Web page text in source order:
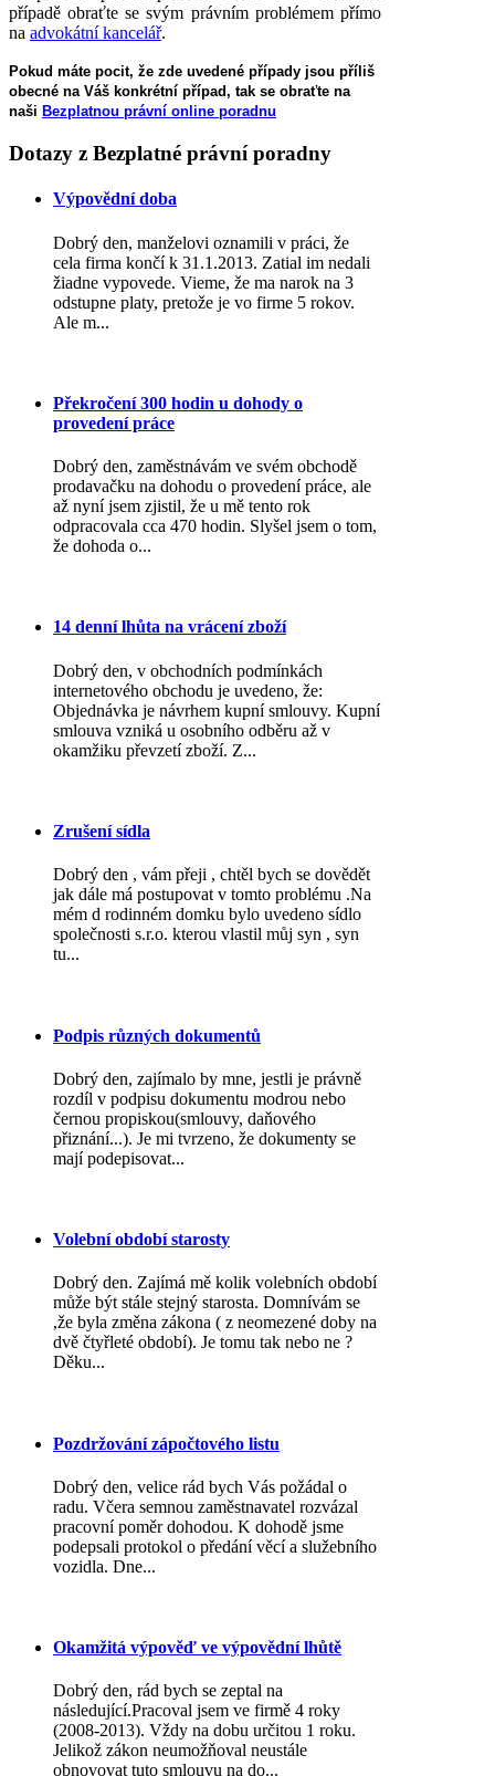
případě obraťte se svým právním problémem přímo
na advokátní kancelář.
Pokud máte pocit, že zde uvedené případy jsou příliš
obecné na Váš konkrétní případ, tak se obraťte na
naši Bezplatnou právní online poradnu
Dotazy z Bezplatné právní poradny
Výpovědní doba
Dobrý den, manželovi oznamili v práci, že
cela firma končí k 31.1.2013. Zatial im nedali
žiadne vypovede. Vieme, že ma narok na 3
odstupne platy, pretože je vo firme 5 rokov.
Ale m...
Překročení 300 hodin u dohody o
provedení práce
Dobrý den, zaměstnávám ve svém obchodě
prodavačku na dohodu o provedení práce, ale
až nyní jsem zjistil, že u mě tento rok
odpracovala cca 470 hodin. Slyšel jsem o tom,
že dohoda o...
14 denní lhůta na vrácení zboží
Dobrý den, v obchodních podmínkách
internetového obchodu je uvedeno, že:
Objednávka je návrhem kupní smlouvy. Kupní
smlouva vzniká u osobního odběru až v
okamžiku převzetí zboží. Z...
Zrušení sídla
Dobrý den , vám přeji , chtěl bych se dovědět
jak dále má postupovat v tomto problému .Na
mém d rodinném domku bylo uvedeno sídlo
společnosti s.r.o. kterou vlastil můj syn , syn
tu...
Podpis různých dokumentů
Dobrý den, zajímalo by mne, jestli je právně
rozdíl v podpisu dokumentu modrou nebo
černou propiskou(smlouvy, daňového
přiznání...). Je mi tvrzeno, že dokumenty se
mají podepisovat...
Volební období starosty
Dobrý den. Zajímá mě kolik volebních období
může být stále stejný starosta. Domnívám se
,že byla změna zákona ( z neomezené doby na
dvě čtyřleté období). Je tomu tak nebo ne ?
Děku...
Pozdržování zápočtového listu
Dobrý den, velice rád bych Vás požádal o
radu. Včera semnou zaměstnavatel rozvázal
pracovní poměr dohodou. K dohodě jsme
podepsali protokol o předání věcí a služebního
vozidla. Dne...
Okamžitá výpověď ve výpovědní lhůtě
Dobrý den, rád bych se zeptal na
následující.Pracoval jsem ve firmě 4 roky
(2008-2013). Vždy na dobu určitou 1 roku.
Jelikož zákon neumožňoval neustále
obnovovat tuto smlouvu na do...